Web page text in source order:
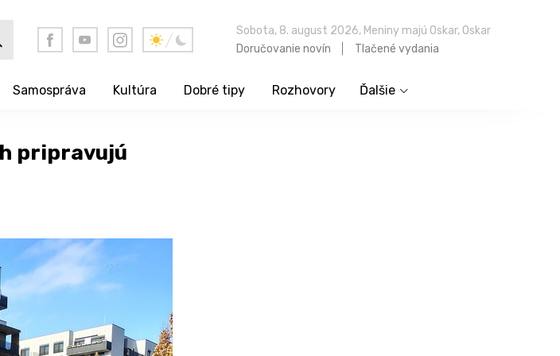
Sobota, 8. august 2026, Meniny majú Oskar, Oskar
Doručovanie novín
Tlačené vydania
Samospráva Kultúra Dobré tipy Rozhovory Ďalšie
pripravujú